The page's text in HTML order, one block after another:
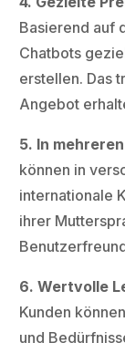
Basierend auf
Chatbots
erstellen. Das
Angebot
5. In
können in
internationale
ihrer
6. Wertvolle
Kunden
und